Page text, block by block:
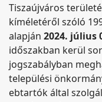
Tiszaújváros
kíméletéről szóló
alapján 2024. július
időszakban kerül
jogszabályban
települési
ebtartók által